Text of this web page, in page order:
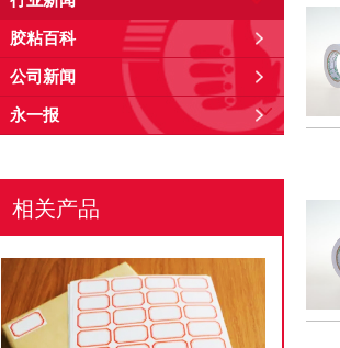
胶粘百科
公司新闻
永一报
相关产品